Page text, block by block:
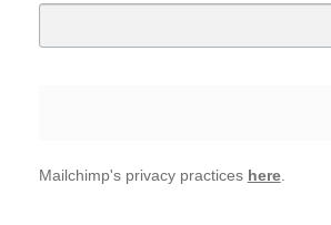
Mailchimp's privacy practices here.